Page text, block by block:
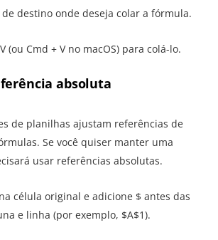
destino onde deseja colar a fórmula.
(ou Cmd + V no macOS) para colá-lo.
absoluta
de planilhas ajustam referências de
Se você quiser manter uma
usar referências absolutas.
célula original e adicione $ antes das
e linha (por exemplo, $A$1).